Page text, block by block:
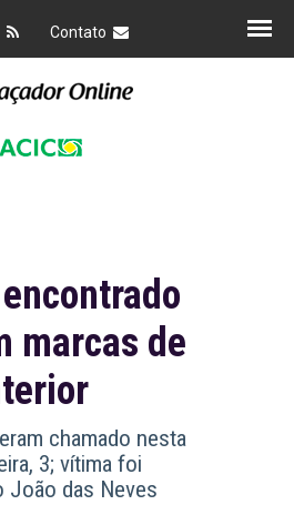
Contato
marcas de
chamado nesta
3; vítima foi
João das Neves